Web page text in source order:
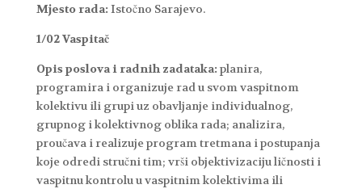
Mjesto rada: Istočno Sarajevo.
1/02 Vaspitač
Opis poslova i radnih zadataka: planira,
programira i organizuje rad u svom vaspitnom
kolektivu ili grupi uz obavljanje individualnog,
grupnog i kolektivnog oblika rada; analizira,
proučava i realizuje program tretmana i postupanja
koje odredi stručni tim; vrši objektivizaciju ličnosti i
vaspitnu kontrolu u vaspitnim kolektivima ili